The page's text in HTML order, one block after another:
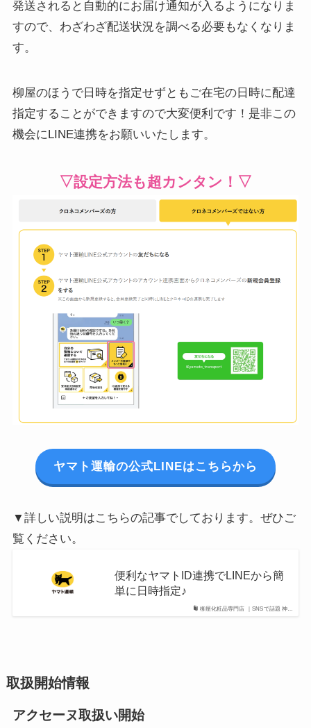
発送されると自動的にお届け通知が入るようになりま
すので、わざわざ配送状況を調べる必要もなくなりま
す。
柳屋のほうで日時を指定せずともご在宅の日時に配達
指定することができますので大変便利です！是非この
機会にLINE連携をお願いいたします。
▽設定方法も超カンタン！▽
ヤマト運輸の公式LINEはこちらから
▼詳しい説明はこちらの記事でしております。ぜひご
覧ください。
柳屋化粧品専門店 ｜SNSで話題 神…
便利なヤマトID連携でLINEから簡
単に日時指定♪
取扱開始情報
アクセーヌ取扱い開始